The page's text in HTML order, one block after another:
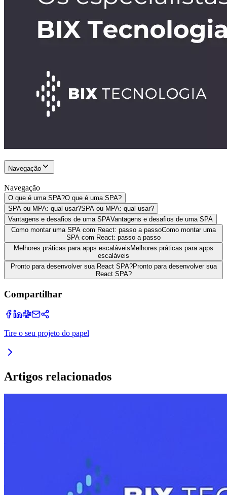
Navegação
Navegação
O que é uma SPA?O que é uma SPA?
SPA ou MPA: qual usar?SPA ou MPA: qual usar?
Vantagens e desafios de uma SPAVantagens e desafios de uma SPA
Como montar uma SPA com React: passo a passoComo montar uma
SPA com React: passo a passo
Melhores práticas para apps escaláveis Melhores práticas para apps
escaláveis
Pronto para desenvolver sua React SPA?Pronto para desenvolver sua
React SPA?
Compartilhar
Tire o seu projeto do papel
Artigos relacionados